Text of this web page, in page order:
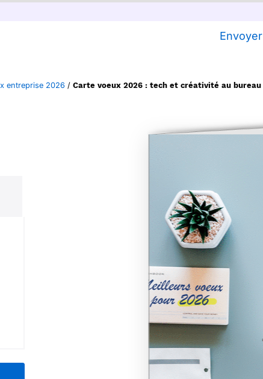
Envoyer
entreprise 2026 / Carte voeux 2026 : tech et créativité au bureau